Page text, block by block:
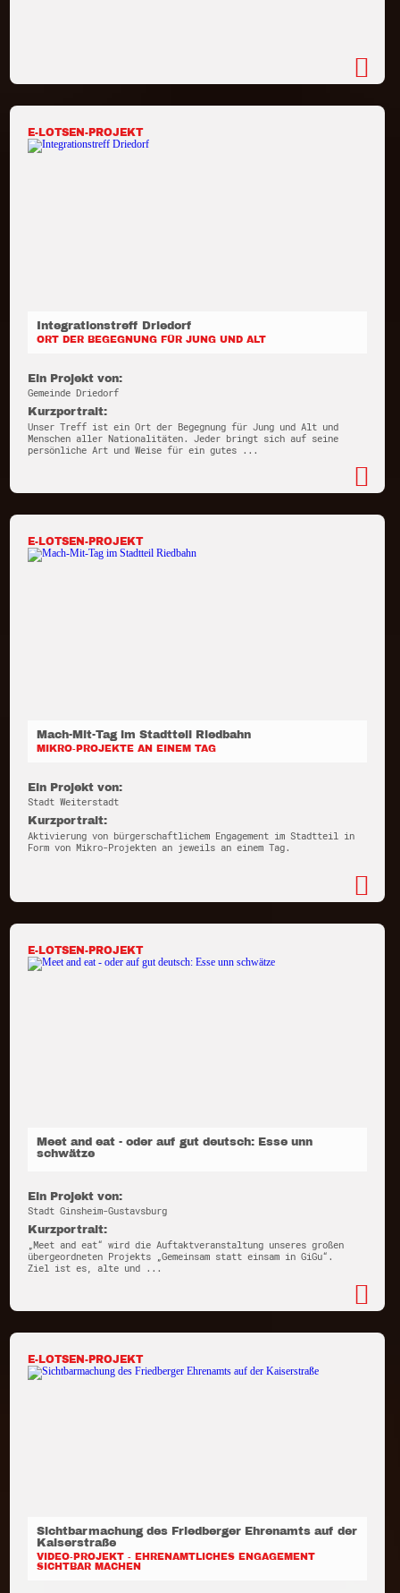
E-LOTSEN-PROJEKT
Integrationstreff Driedorf
ORT DER BEGEGNUNG FÜR JUNG UND ALT
Ein Projekt von:
Gemeinde Driedorf
Kurzportrait:
Unser Treff ist ein Ort der Begegnung für Jung und Alt und
Menschen aller Nationalitäten. Jeder bringt sich auf seine
persönliche Art und Weise für ein gutes ...
E-LOTSEN-PROJEKT
Mach-Mit-Tag im Stadtteil Riedbahn
MIKRO-PROJEKTE AN EINEM TAG
Ein Projekt von:
Stadt Weiterstadt
Kurzportrait:
Aktivierung von bürgerschaftlichem Engagement im Stadtteil in
Form von Mikro-Projekten an jeweils an einem Tag.
E-LOTSEN-PROJEKT
Meet and eat - oder auf gut deutsch: Esse unn
schwätze
Ein Projekt von:
Stadt Ginsheim-Gustavsburg
Kurzportrait:
„Meet and eat“ wird die Auftaktveranstaltung unseres großen
übergeordneten Projekts „Gemeinsam statt einsam in GiGu“.
Ziel ist es, alte und ...
E-LOTSEN-PROJEKT
Sichtbarmachung des Friedberger Ehrenamts auf der
Kaiserstraße
VIDEO-PROJEKT - EHRENAMTLICHES ENGAGEMENT
SICHTBAR MACHEN